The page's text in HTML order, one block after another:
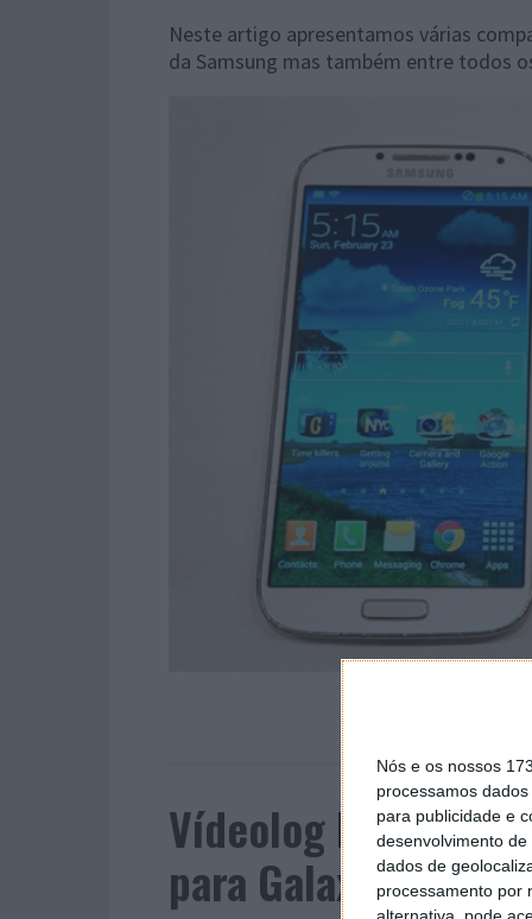
Nós e os nossos
processamos
para publicidade e
desenvolvimento de
dados de
processamento por
Neste artigo apresentamos várias
da Samsung mas também entre todos
Vídeolog Pplware
para Galaxy S4